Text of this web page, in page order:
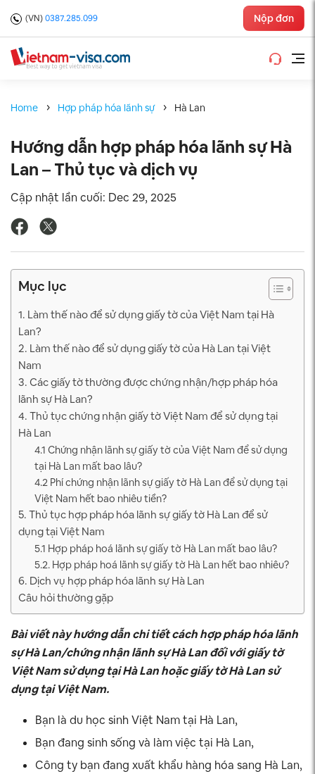
(VN)0387.285.099 Nộp đơn
Home Hợp pháp hóa lãnh sự Hà Lan
Hướng dẫn hợp pháp hóa lãnh sự Hà
Lan – Thủ tục và dịch vụ
Cập nhật lần cuối: Dec 29, 2025
Mục lục
1. Làm thế nào để sử dụng giấy tờ của Việt Nam tại Hà
Lan?
2. Làm thế nào để sử dụng giấy tờ của Hà Lan tại Việt
Nam
3. Các giấy tờ thường được chứng nhận/hợp pháp hóa
lãnh sự Hà Lan?
4. Thủ tục chứng nhận giấy tờ Việt Nam để sử dụng tại
Hà Lan
4.1 Chứng nhận lãnh sự giấy tờ của Việt Nam để sử dụng
tại Hà Lan mất bao lâu?
4.2 Phí chứng nhận lãnh sự giấy tờ Hà Lan để sử dụng tại
Việt Nam hết bao nhiêu tiền?
5. Thủ tục hợp pháp hóa lãnh sự giấy tờ Hà Lan để sử
dụng tại Việt Nam
5.1 Hợp pháp hoá lãnh sự giấy tờ Hà Lan mất bao lâu?
5.2. Hợp pháp hoá lãnh sự giấy tờ Hà Lan hết bao nhiêu?
6. Dịch vụ hợp pháp hóa lãnh sự Hà Lan
Câu hỏi thường gặp
Bài viết này hướng dẫn chi tiết cách hợp pháp hóa lãnh
sự Hà Lan/chứng nhận lãnh sự Hà Lan đối với giấy tờ
Việt Nam sử dụng tại Hà Lan hoặc giấy tờ Hà Lan sử
dụng tại Việt Nam.
Bạn là du học sinh Việt Nam tại Hà Lan,
Bạn đang sinh sống và làm việc tại Hà Lan,
Công ty bạn đang xuất khẩu hàng hóa sang Hà Lan,